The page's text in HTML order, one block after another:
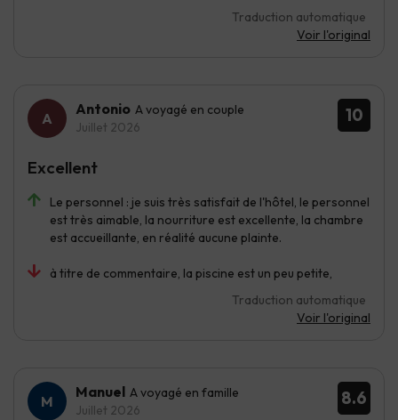
Traduction automatique
Voir l'original
10
Antonio A voyagé en couple
Juillet 2026
Le personnel : je suis très satisfait de l'hôtel, le personnel
est très aimable, la nourriture est excellente, la chambre
est accueillante, en réalité aucune plainte.
à titre de commentaire, la piscine est un peu petite,
Traduction automatique
Voir l'original
Excellent
8.6
Manuel A voyagé en famille
Juillet 2026